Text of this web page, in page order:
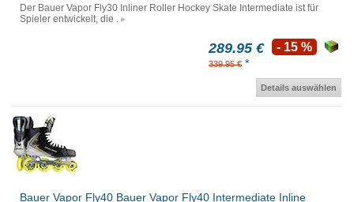
Der Bauer Vapor Fly30 Inliner Roller Hockey Skate Intermediate ist für
Spieler entwickelt, die .
289.95 €
339.95 € *
- 15 %
Details auswählen
Bauer Vapor Fly40 Bauer Vapor Fly40 Intermediate Inline